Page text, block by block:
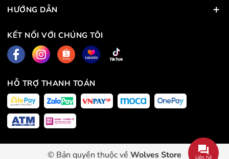
HƯỚNG DẪN
KẾT NỐI VỚI CHÚNG TÔI
HỖ TRỢ THANH TOÁN
© Bản quyền thuộc về Wolves Store Liên hệ